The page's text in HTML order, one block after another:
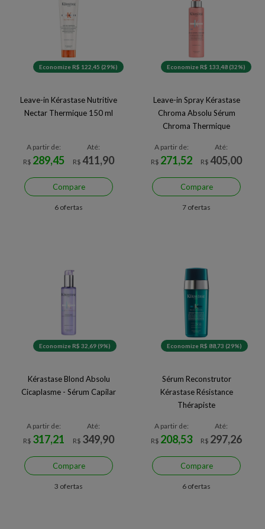
Economize R$ 122,45 (29%)
Leave-in Kérastase Nutritive
Nectar Thermique 150 ml
A partir de:
R$ 289,45
Até:
R$ 411,90
Compare
6 ofertas
Economize R$ 133,48 (32%)
Leave-in Spray Kérastase
Chroma Absolu Sérum
Chroma Thermique
A partir de:
R$ 271,52
Até:
R$ 405,00
Compare
7 ofertas
Economize R$ 32,69 (9%)
Kérastase Blond Absolu
Cicaplasme - Sérum Capilar
A partir de:
R$ 317,21
Até:
R$ 349,90
Compare
3 ofertas
Economize R$ 88,73 (29%)
Sérum Reconstrutor
Kérastase Résistance
Thérapiste
A partir de:
R$ 208,53
Até:
R$ 297,26
Compare
6 ofertas